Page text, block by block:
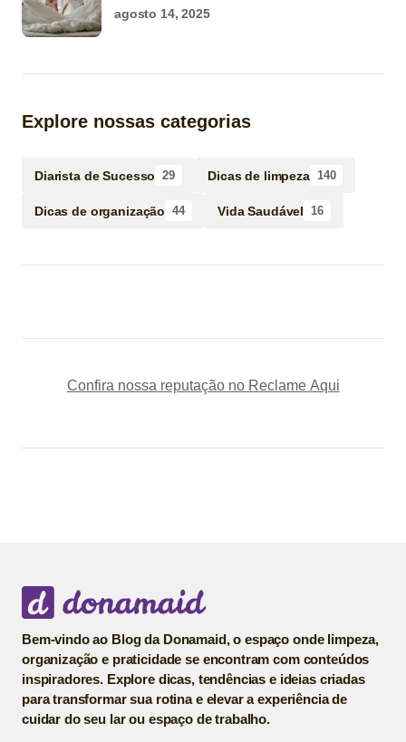
agosto 14, 2025
Explore nossas categorias
Diarista de Sucesso 29 Dicas de limpeza 140
Dicas de organização 44 Vida Saudável 16
Confira nossa reputação no Reclame Aqui
Bem-vindo ao Blog da Donamaid, o espaço onde limpeza,
organização e praticidade se encontram com conteúdos
inspiradores. Explore dicas, tendências e ideias criadas
para transformar sua rotina e elevar a experiência de
cuidar do seu lar ou espaço de trabalho.